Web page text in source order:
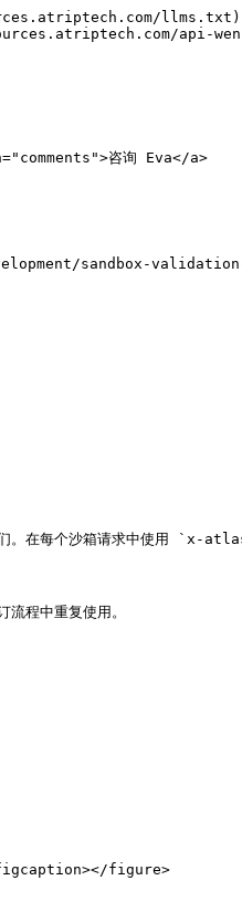
llms.txt).
api-wen-
咨询 Eva</a>
sandbox-
在每个沙箱请求中使用
程中重复使用。
figure>